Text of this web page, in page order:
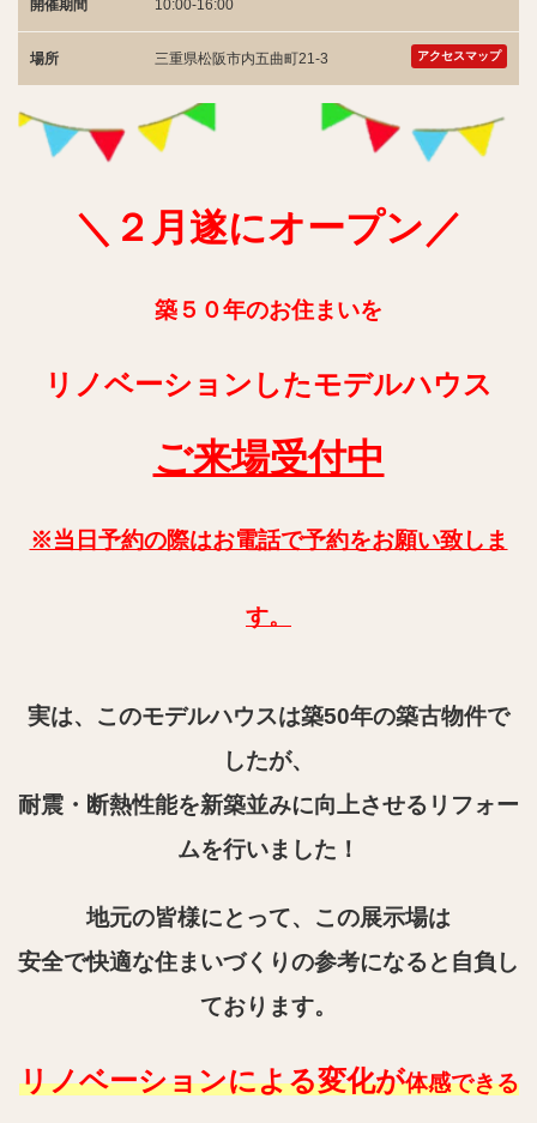
開催期間 10:00-16:00
場所 三重県松阪市内五曲町21-3 アクセスマップ
＼２月遂にオープン／
築５０年のお住まいを
リノベーションしたモデルハウス
ご来場受付中
※当日予約の際はお電話で予約をお願い致しま
す。
実は、このモデルハウスは築50年の築古物件で
したが、
耐震・断熱性能を新築並みに向上させるリフォー
ムを行いました！
地元の皆様にとって、この展示場は
安全で快適な住まいづくりの参考になると自負し
ております。
リノベーションによる変化が体感できる